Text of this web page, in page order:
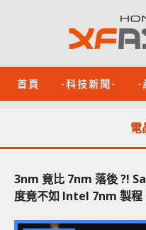
首頁 -科技新聞- -
電
3nm 竟比 7nm 落後 ?!
度竟不如 Intel 7nm 製程